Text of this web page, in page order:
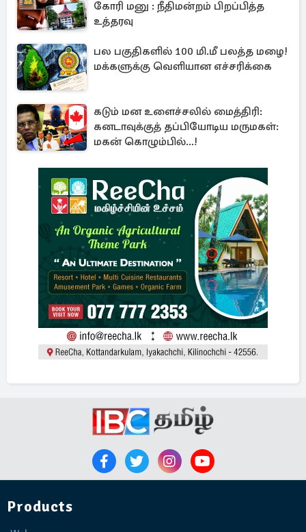
கோரி மனு : நீதிமன்றம் பிறப்பித்த
உத்தரவு
பல பகுதிகளில் 100 மி.மீ பலத்த மழை!
மக்களுக்கு வெளியான எச்சரிக்கை
கடும் மன உளைச்சலில் மைத்திரி:
கனடாவுக்குத் தப்பியோடிய மருமகள்:
மகன் கொழும்பில்...!
Products